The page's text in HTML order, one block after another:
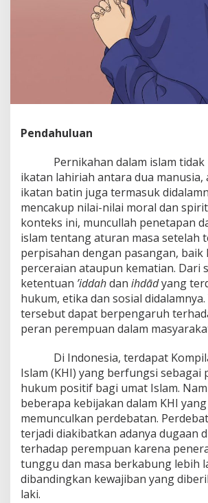
Pendahuluan
Pernikahan dalam islam tidak
ikatan lahiriah antara dua manusia,
ikatan batin juga termasuk
mencakup nilai-nilai moral dan
konteks ini, muncullah penetapan
islam tentang aturan masa setelah
perpisahan dengan pasangan, baik
perceraian ataupun kematian. Dari
ketentuan ’iddahdan ihdādyang
hukum, etika dan sosial
tersebut dapat berpengaruh
peran perempuan dalam
Di Indonesia, terdapat
Islam (KHI) yang berfungsi sebagai
hukum positif bagi umat Islam.
beberapa kebijakan dalam KHI
memunculkan perdebatan.
terjadi diakibatkan adanya dugaan
terhadap perempuan karena
tunggu dan masa berkabung lebih
dibandingkan kewajiban yang
laki.